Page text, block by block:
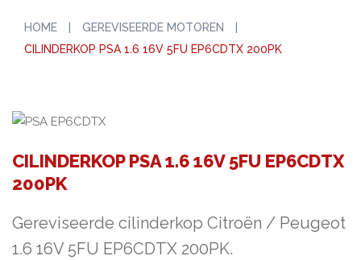
HOME GEREVISEERDE MOTOREN
CILINDERKOP PSA 1.6 16V 5FU EP6CDTX 200PK
CILINDERKOP PSA 1.6 16V 5FU EP6CDTX
200PK
Gereviseerde cilinderkop Citroën / Peugeot
1.6 16V 5FU EP6CDTX 200PK.